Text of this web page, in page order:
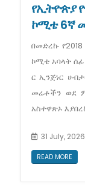
የኢትዮጵያ
ኮሚቴ 6ኛ
በመድረኩ
ኮሚቴ አባላት
ር ኢንጅነር
መሬቶችን ወደ
አስተዋጽኦ
31 July, 2026
READ MORE